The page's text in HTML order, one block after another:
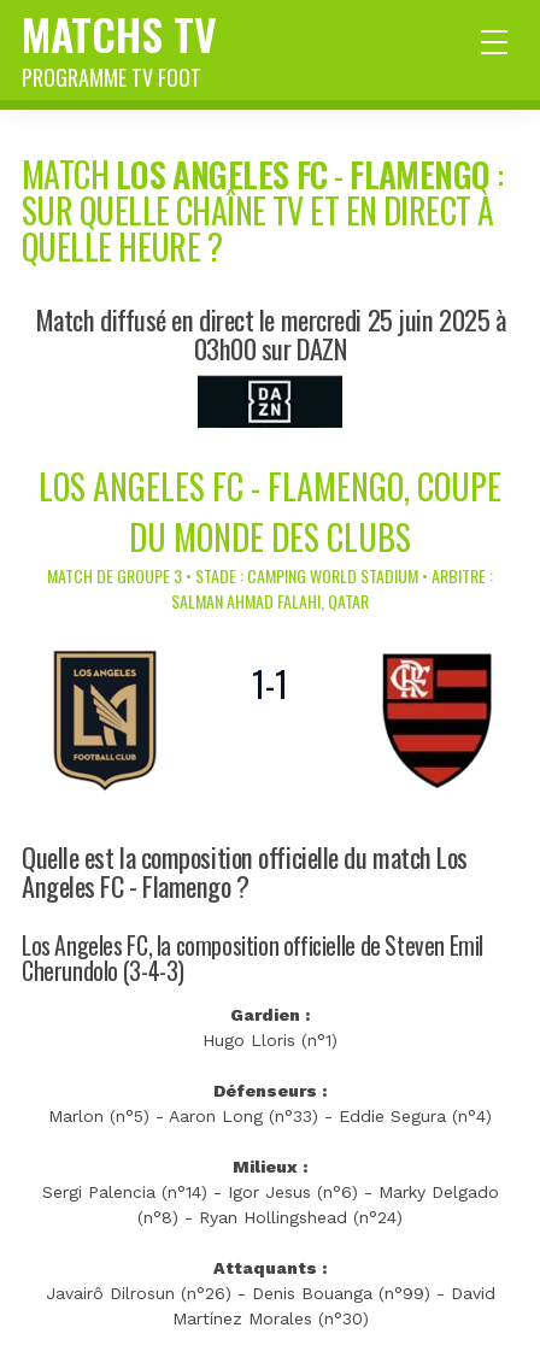
MATCHS TV
PROGRAMME TV FOOT
MATCH LOS ANGELES FC-FLAMENGO:
SUR QUELLE CHAÎNE TV ET EN DIRECT À
QUELLE HEURE ?
Match diffusé en direct le mercredi 25 juin 2025 à
03h00 sur DAZN
LOS ANGELES FC - FLAMENGO, COUPE
DU MONDE DES CLUBS
MATCH DE GROUPE 3 • STADE : CAMPING WORLD STADIUM • ARBITRE :
SALMAN AHMAD FALAHI, QATAR
1-1
Quelle est la composition officielle du match Los
Angeles FC - Flamengo ?
Los Angeles FC, la composition officielle de Steven Emil
Cherundolo (3-4-3)
Gardien :
Hugo Lloris (n°1)
Défenseurs :
Marlon (n°5) - Aaron Long (n°33) - Eddie Segura (n°4)
Milieux :
Sergi Palencia (n°14) - Igor Jesus (n°6) - Marky Delgado
(n°8) - Ryan Hollingshead (n°24)
Attaquants :
Javairô Dilrosun (n°26) - Denis Bouanga (n°99) - David
Martínez Morales (n°30)